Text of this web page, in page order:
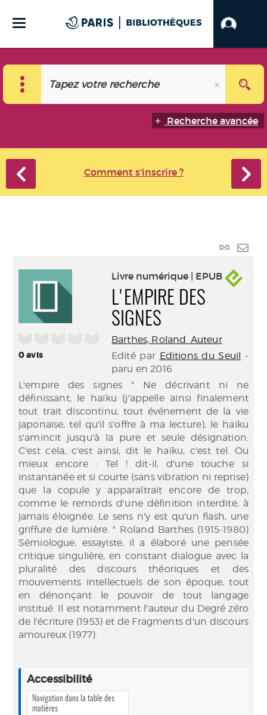
Recherche avancée
Comment s'inscrire ?
Lien
0avis
Livre numérique | EPUB
L'EMPIRE DES
SIGNES
Barthes, Roland. Auteur
Edité par Editions du Seuil -
paru en 2016
L'empire des signes " Ne décrivant ni ne
définissant, le haïku (j'appelle ainsi finalement
tout trait discontinu, tout événement de la vie
japonaise, tel qu'il s'offre à ma lecture), le haïku
s'amincit jusqu'à la pure et seule désignation.
C'est cela, c'est ainsi, dit le haïku, c'est tel. Ou
mieux encore : Tel ! dit-il, d'une touche si
instantanée et si courte (sans vibration ni reprise)
que la copule y apparaîtrait encore de trop,
comme le remords d'une définition interdite, à
jamais éloignée. Le sens n'y est qu'un flash, une
griffure de lumière. " Roland Barthes (1915-1980)
Sémiologue, essayiste, il a élaboré une pensée
critique singulière, en constant dialogue avec la
pluralité des discours théoriques et des
mouvements intellectuels de son époque, tout
en dénonçant le pouvoir de tout langage
institué. Il est notamment l'auteur du Degré zéro
de l'écriture (1953) et de Fragments d'un discours
amoureux (1977).
Accessibilité
Navigation dans la table des
matières